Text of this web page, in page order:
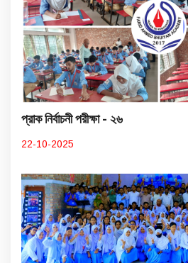
প্রাক নির্বাচনী পরীক্ষা - ২৬
22-10-2025